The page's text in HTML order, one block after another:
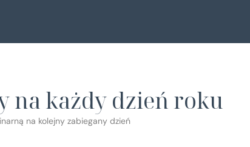
na każdy dzień roku
na kolejny zabiegany dzień